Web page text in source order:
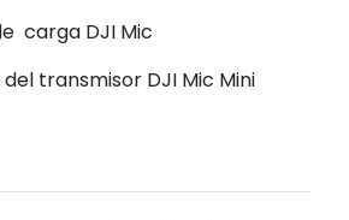
carga DJI Mic
transmisor DJI Mic Mini